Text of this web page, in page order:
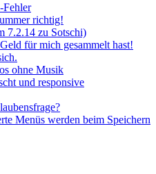
Fehler
richtig!
7.2.14 zu Sotschi)
für mich gesammelt hast!
ohne Musik
und responsive
Menüs werden beim Speichern